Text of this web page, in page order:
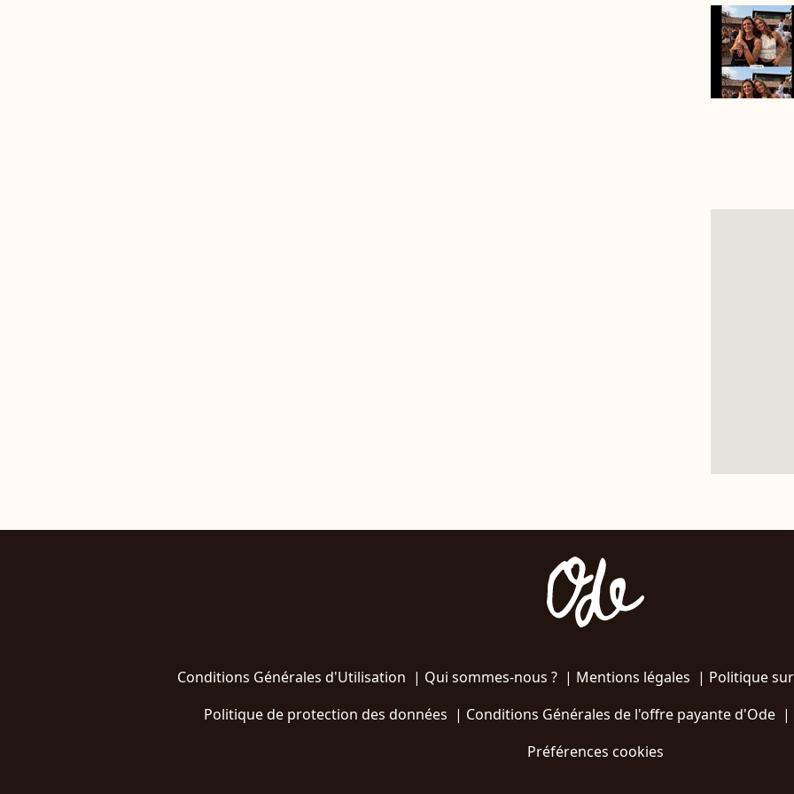
Conditions Générales d'Utilisation | Qui sommes-nous ? | Mentions légales | Politique
Politique de protection des données | Conditions Générales de l'offre payante d'Ode|
Préférences cookies